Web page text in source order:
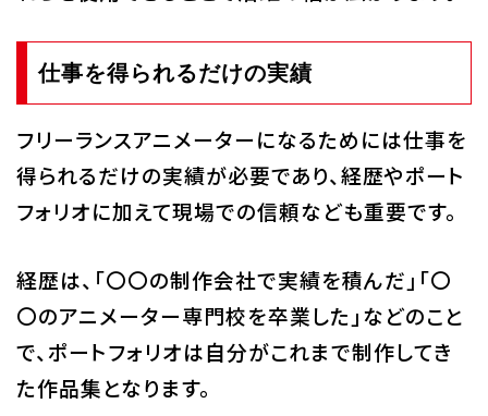
仕事を得られるだけの実績
フリーランスアニメーターになるためには仕事を
得られるだけの実績が必要であり、経歴やポート
フォリオに加えて現場での信頼なども重要です。
経歴は、「〇〇の制作会社で実績を積んだ」「〇
〇のアニメーター専門校を卒業した」などのこと
で、ポートフォリオは自分がこれまで制作してき
た作品集となります。